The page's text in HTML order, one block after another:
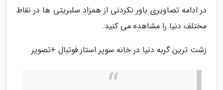
در ادامه تصاویری باور نکردنی از همزاد سلبریتی ها در نقاط
مختلف دنیا را مشاهده می کنید.
زشت ترین گربه دنیا در خانه سوپر استار فوتبال +تصویر